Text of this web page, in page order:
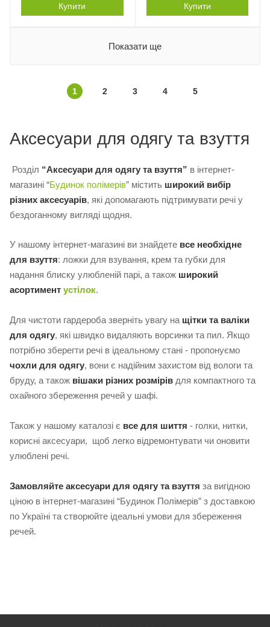
Купити Купити
Показати ще
1 2 3 4 5
Аксесуари для одягу та взуття
Розділ “Аксесуари для одягу та взуття” в інтернет-
магазині “Будинок полімерів” містить широкий вибір
різних аксесуарів, які допомагають підтримувати речі у
бездоганному вигляді щодня.
У нашому інтернет-магазині ви знайдете все необхідне
для взуття: ложки для взування, крем та губки для
надання блиску улюбленій парі, а також широкий
асортимент устілок.
Для чистоти гардероба зверніть увагу на щітки та валіки
для одягу, які швидко видаляють ворсинки та пил. Якщо
потрібно зберегти речі в ідеальному стані - пропонуємо
чохли для одягу, вони є надійним захистом від вологи та
бруду, а також вішаки різних розмірів для компактного та
охайного збереження речей у шафі.
Також у нашому каталозі є все для шиття - голки, нитки,
корисні аксесуари, щоб легко відремонтувати чи оновити
улюблені речі.
Замовляйте аксесуари для одягу та взуття за вигідною
ціною в інтернет-магазині “Будинок Полімерів” з доставкою
по Україні та створюйте ідеальні умови для збереження
речей.